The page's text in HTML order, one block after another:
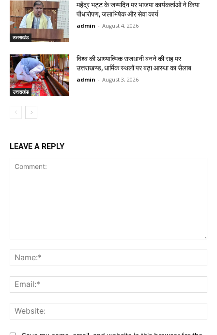
उत्तराखंड
महेंद्र भट्ट के जन्मदिन पर भाजपा कार्यकर्ताओं ने किया
पौधारोपण, जलाभिषेक और सेवा कार्य
admin - August 4, 2026
उत्तराखंड
विश्व की आध्यात्मिक राजधानी बनने की राह पर
उत्तराखण्ड, धार्मिक स्थलों पर बढ़ा आस्था का सैलाब
admin - August 3, 2026
LEAVE A REPLY